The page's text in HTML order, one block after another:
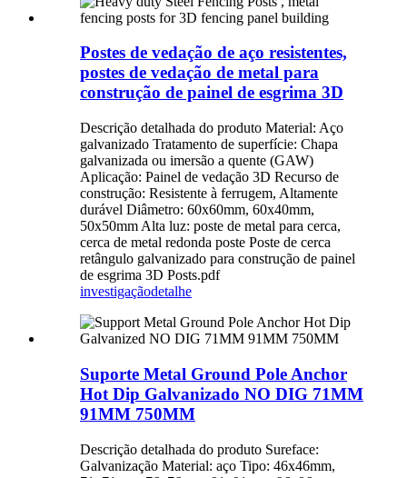
Postes de vedação de aço resistentes,
postes de vedação de metal para
construção de painel de esgrima 3D
Descrição detalhada do produto Material: Aço
galvanizado Tratamento de superfície: Chapa
galvanizada ou imersão a quente (GAW)
Aplicação: Painel de vedação 3D Recurso de
construção: Resistente à ferrugem, Altamente
durável Diâmetro: 60x60mm, 60x40mm,
50x50mm Alta luz: poste de metal para cerca,
cerca de metal redonda poste Poste de cerca
retângulo galvanizado para construção de painel
de esgrima 3D Posts.pdf
investigaçãodetalhe
Suporte Metal Ground Pole Anchor
Hot Dip Galvanizado NO DIG 71MM
91MM 750MM
Descrição detalhada do produto Sureface:
Galvanização Material: aço Tipo: 46x46mm,